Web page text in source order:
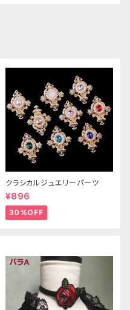
クラシカルジュエリーパーツ
¥896
30%OFF